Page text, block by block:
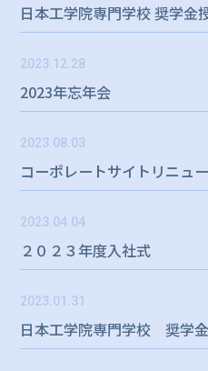
⽇本⼯学院専⾨学校 奨学⾦
2023.12.28
2023年忘年会
2023.08.03
コーポレートサイトリニュ
2023.04.04
２０２３年度入社式
2023.01.31
日本工学院専門学校 奨学